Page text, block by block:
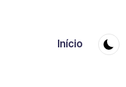
Início